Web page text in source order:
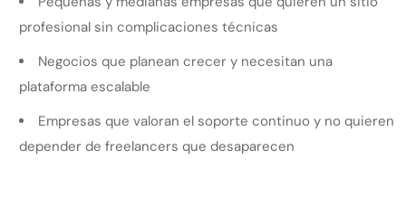
profesional sin complicaciones técnicas
Negocios que planean crecer y necesitan una
plataforma escalable
Empresas que valoran el soporte continuo y no quieren
depender de freelancers que desaparecen